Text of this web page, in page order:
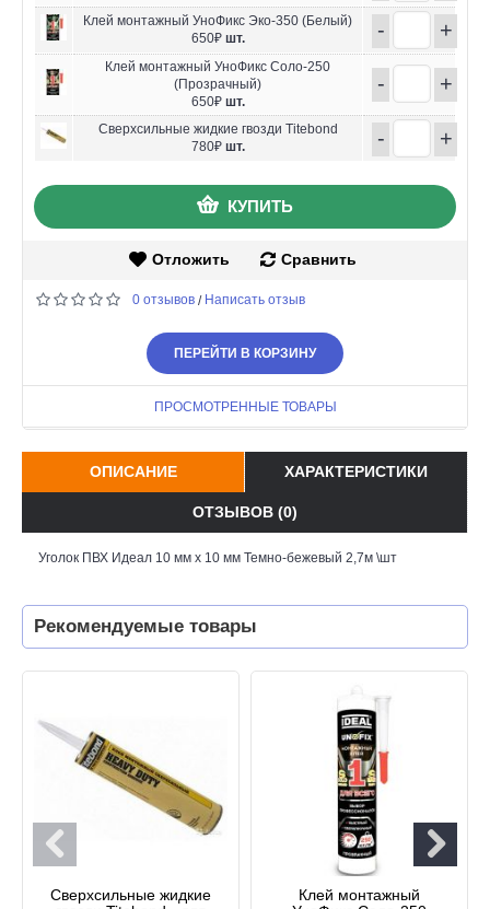
Клей монтажный УноФикс Эко-350 (Белый)
650₽ шт. - +
Клей монтажный УноФикс Соло-250
(Прозрачный)
650₽ шт.
- +
Сверхсильные жидкие гвозди Titebond
780₽ шт. - +
КУПИТЬ
Отложить Сравнить
0 отзывов / Написать отзыв
ПЕРЕЙТИ В КОРЗИНУ
ПРОСМОТРЕННЫЕ ТОВАРЫ
ОПИСАНИЕ ХАРАКТЕРИСТИКИ
ОТЗЫВОВ (0)
Уголок ПВХ Идеал 10 мм х 10 мм Темно-бежевый 2,7м \шт
Рекомендуемые товары
Сверхсильные жидкие
Клей монтажный